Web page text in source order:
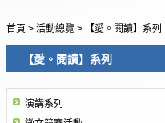
首頁 > 活動總覽 > 【愛。閱讀】系列
【愛。閱讀】系列
演講系列